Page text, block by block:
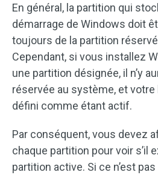
En général, la partition qui
démarrage de Windows doit
toujours de la partition
Cependant, si vous installez
une partition désignée, il n’y
réservée au système, et
défini comme étant actif.
Par conséquent, vous devez
chaque partition pour voir s’il
partition active. Si ce n’est